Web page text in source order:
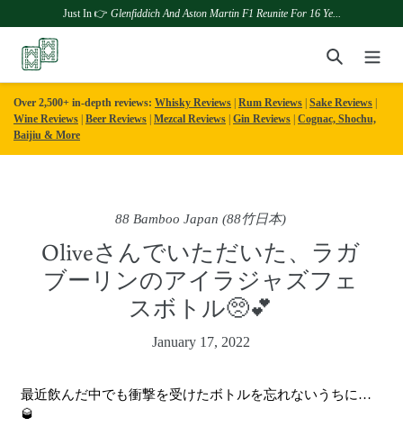
Just In 👉 Glenfiddich And Aston Martin F1 Reunite For 16 Ye...
content
Search
Over 2,500+ in-depth reviews: Whisky Reviews Rum Reviews Sake Reviews
Wine Reviews Beer Reviews Mezcal Reviews Gin Reviews Cognac, Shochu,
Baijiu & More
88 Bamboo Japan (88竹日本)
Oliveさんでいただいた、ラガ
ブーリンのアイラジャズフェ
スボトル🥺💕
January 17, 2022
最近飲んだ中でも衝撃を受けたボトルを忘れないうちに…
🥃